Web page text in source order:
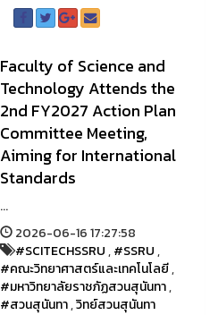
Faculty of Science and
Technology Attends the
2nd FY2027 Action Plan
Committee Meeting,
Aiming for International
Standards
...
2026-06-16 17:27:58
#SCITECHSSRU,#SSRU,
#คณะวิทยาศาสตร์และเทคโนโลยี,
#มหาวิทยาลัยราชภัฏสวนสุนันทา,
#สวนสุนันทา,วิทย์สวนสุนันทา